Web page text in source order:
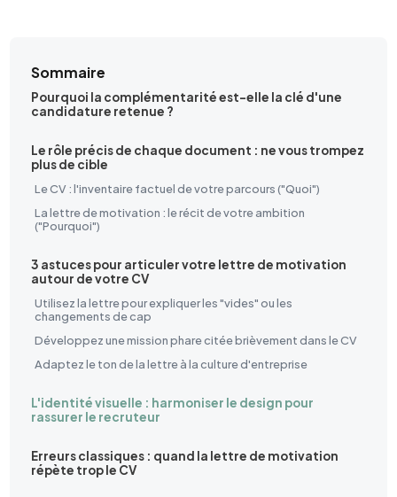
Sommaire
Pourquoi la complémentarité est-elle la clé d'une
candidature retenue ?
Le rôle précis de chaque document : ne vous trompez
plus de cible
Le CV : l'inventaire factuel de votre parcours ("Quoi")
La lettre de motivation : le récit de votre ambition
("Pourquoi")
3 astuces pour articuler votre lettre de motivation
autour de votre CV
Utilisez la lettre pour expliquer les "vides" ou les
changements de cap
Développez une mission phare citée brièvement dans le CV
Adaptez le ton de la lettre à la culture d'entreprise
L'identité visuelle : harmoniser le design pour
rassurer le recruteur
Erreurs classiques : quand la lettre de motivation
répète trop le CV